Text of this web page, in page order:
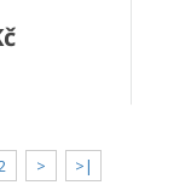
70x90, oficiální
> >|